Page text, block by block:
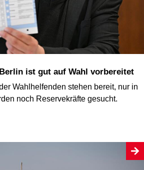
ist gut auf Wahl vorbereitet
Wahlhelfenden stehen bereit, nur in
noch Reservekräfte gesucht.